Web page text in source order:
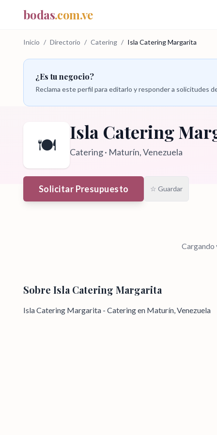
bodas.com.ve
Inicio / Directorio / Catering / Isla Catering Margarita
¿Es tu negocio?
Reclama este perfil para editarlo y responder a solicitudes
🍽️
Isla Catering
Catering· Maturín, Venezuela
Solicitar Presupuesto ☆ Guardar
Cargando
Sobre Isla Catering Margarita
Isla Catering Margarita - Catering en Maturín, Venezuela